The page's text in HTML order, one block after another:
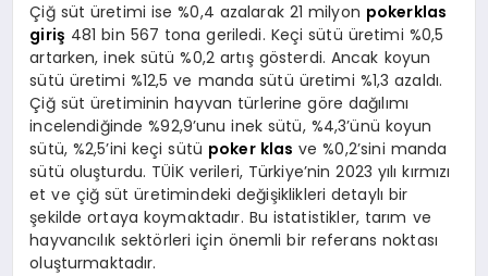
Çiğ süt üretimi ise %0,4 azalarak 21 milyon pokerklas
giriş 481 bin 567 tona geriledi. Keçi sütü üretimi %0,5
artarken, inek sütü %0,2 artış gösterdi. Ancak koyun
sütü üretimi %12,5 ve manda sütü üretimi %1,3 azaldı.
Çiğ süt üretiminin hayvan türlerine göre dağılımı
incelendiğinde %92,9’unu inek sütü, %4,3’ünü koyun
sütü, %2,5’ini keçi sütü poker klas ve %0,2’sini manda
sütü oluşturdu. TÜİK verileri, Türkiye’nin 2023 yılı kırmızı
et ve çiğ süt üretimindeki değişiklikleri detaylı bir
şekilde ortaya koymaktadır. Bu istatistikler, tarım ve
hayvancılık sektörleri için önemli bir referans noktası
oluşturmaktadır.